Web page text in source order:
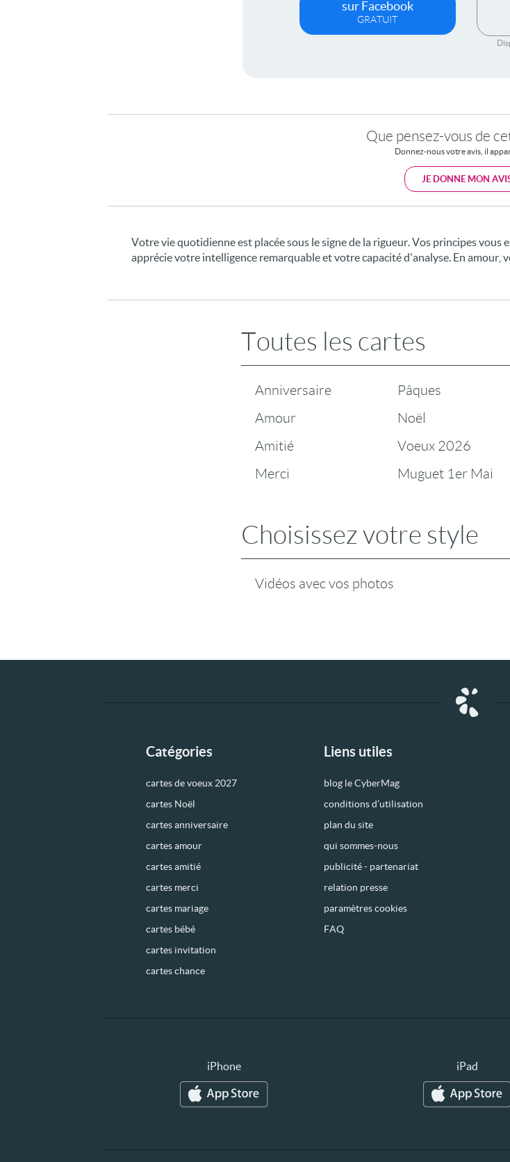
sur Facebook
GRATUIT
Que pensez-vous de
Donnez-nous votre avis, il
JE DONNE MON
Votre vie quotidienne est placée sous le signe de la rigueur. Vos principes vous
apprécie votre intelligence remarquable et votre capacité d'analyse. En amour,
Toutes les cartes
Anniversaire
Amour
Amitié
Merci
Pâques
Noël
Voeux 2026
Muguet 1er Mai
Choisissez votre style
Vidéos avec vos photos
Catégories
cartes de voeux 2027
cartes Noël
cartes anniversaire
cartes amour
cartes amitié
cartes merci
cartes mariage
cartes bébé
cartes invitation
cartes chance
Liens utiles
blog le CyberMag
conditions d’utilisation
plan du site
qui sommes-nous
publicité - partenariat
relation presse
paramètres cookies
FAQ
iPhone iPad